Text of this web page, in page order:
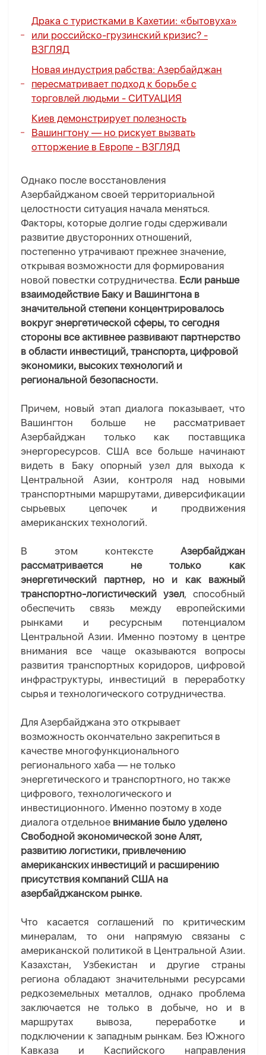
Драка с туристками в Кахетии: «бытовуха»
или российско-грузинский кризис? -
ВЗГЛЯД
Новая индустрия рабства: Азербайджан
пересматривает подход к борьбе с
торговлей людьми - СИТУАЦИЯ
Киев демонстрирует полезность
Вашингтону — но рискует вызвать
отторжение в Европе - ВЗГЛЯД
Однако после восстановления
Азербайджаном своей территориальной
целостности ситуация начала меняться.
Факторы, которые долгие годы сдерживали
развитие двусторонних отношений,
постепенно утрачивают прежнее значение,
открывая возможности для формирования
новой повестки сотрудничества. Если раньше
взаимодействие Баку и Вашингтона в
значительной степени концентрировалось
вокруг энергетической сферы, то сегодня
стороны все активнее развивают партнерство
в области инвестиций, транспорта, цифровой
экономики, высоких технологий и
региональной безопасности.
Причем, новый этап диалога показывает, что
Вашингтон больше не рассматривает
Азербайджан только как поставщика
энергоресурсов. США все больше начинают
видеть в Баку опорный узел для выхода к
Центральной Азии, контроля над новыми
транспортными маршрутами, диверсификации
сырьевых цепочек и продвижения
американских технологий.
В этом контексте Азербайджан
рассматривается не только как
энергетический партнер, но и как важный
транспортно-логистический узел, способный
обеспечить связь между европейскими
рынками и ресурсным потенциалом
Центральной Азии. Именно поэтому в центре
внимания все чаще оказываются вопросы
развития транспортных коридоров, цифровой
инфраструктуры, инвестиций в переработку
сырья и технологического сотрудничества.
Для Азербайджана это открывает
возможность окончательно закрепиться в
качестве многофункционального
регионального хаба — не только
энергетического и транспортного, но также
цифрового, технологического и
инвестиционного. Именно поэтому в ходе
диалога отдельное внимание было уделено
Свободной экономической зоне Алят,
развитию логистики, привлечению
американских инвестиций и расширению
присутствия компаний США на
азербайджанском рынке.
Что касается соглашений по критическим
минералам, то они напрямую связаны с
американской политикой в Центральной Азии.
Казахстан, Узбекистан и другие страны
региона обладают значительными ресурсами
редкоземельных металлов, однако проблема
заключается не только в добыче, но и в
маршрутах вывоза, переработке и
подключении к западным рынкам. Без Южного
Кавказа и Каспийского направления